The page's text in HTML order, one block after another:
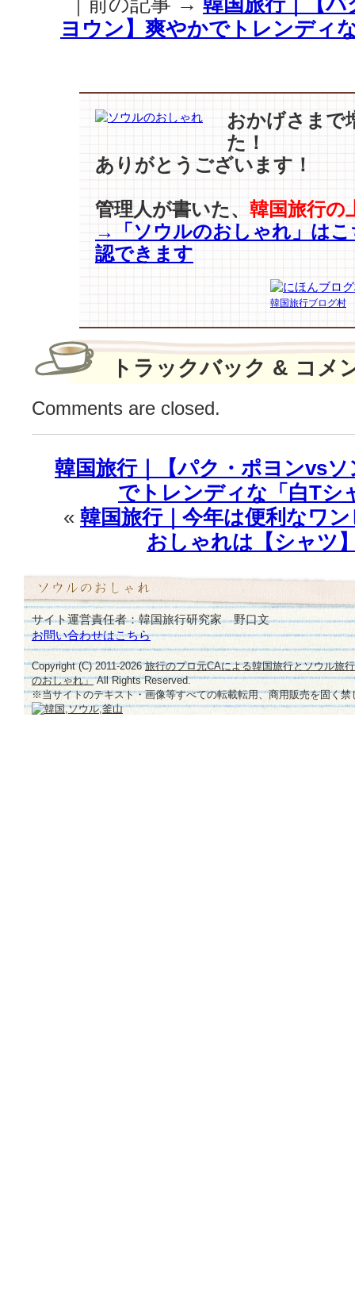
記
念：
過
事
『ト
話
【イ・
ウ
ク】
ヨ
の
れ
た！
は
ヨウン】爽やかでトレンディ
おかげさまで
た！
ありがとうございます！
管理人が書いた、 韓国旅行の
→「ソウルのおしゃれ」はこ
認できます
韓国旅行ブログ村
トラックバック & コメ
Comments are closed.
韓国旅行｜【パク・ポヨンvs
でトレンディな「白Tシ
« 韓国旅行｜今年は便利なワ
おしゃれは【シャツ
サイト運営責任者：韓国旅行研究家 野口文
お問い合わせはこちら
Copyright (C) 2011-2026旅行のプロ元CAによる韓国旅行とソウル旅
のおしゃれ」All Rights Reserved.
※当サイトのテキスト・画像等すべての転載転用、商用販売を固く禁